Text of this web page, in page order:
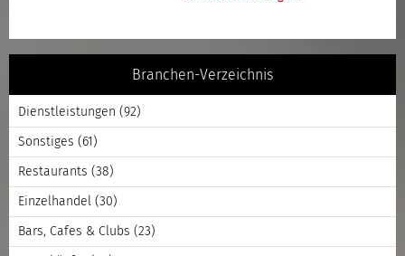
Branchen-Verzeichnis
Dienstleistungen (92)
Sonstiges (61)
Restaurants (38)
Einzelhandel (30)
Bars, Cafes & Clubs (23)